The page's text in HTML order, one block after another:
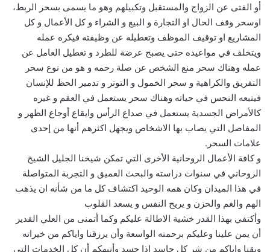
أو الفتى عن الزواج والمستقبل وتكبيلهم وهو ما يسمى بسحر الربط،
اوسحر وقف الحال او التجارة و البيع و الشراء و كل الأعمال و كل
المشاريع او توقيف الموظف وتعطيله عن وظيفته فيكره عمله
ويتخلف في مواعيده حتى يصبح عرضة للطرد و تعطيل العامل عن
عمله وهناك سحر منع الشخص عن صلة رحمه و هو من نوع سحر
التفريق والكراهية و سحر الخمول و التوتر و تدمير الحظ للإنسان
فيتبعه النحس في حياته وهناك سحر يستعمل في العقم و غيره
كالأمراض الجسدية يستعمل في صداع الرأس وايقاع أوجاع الظهر و
المفاصل التي يصاب بها الاشخاص ويجهل اكثرهم أنها من إحدى
علامات السحر.
و كافة الأعمال الروحانية الأخرى التي تمكن شيخنا الجليل الشيخ
الروحاني في سنوات دراسته والبحث العميق و التجربة المتواصلة
في هذا الميدان وكان همه الوحيد اكتشاف كل ما من شأنه ان يذهب
الهم والغم والحزن و يريح النفس و يسعد القلوب
وأكتفي بهذا القدر خشية الاطالة عليكم وكما أتمنى من العلي القدير
أن يمن علينا وعليكم برحمته الواسعة وأن يرزقنا واياكم من خيراته
ويقنا واياكم من شر كل حاسد اذا حسد وأنبهكم أن كل الخدمات التي